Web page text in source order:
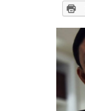
การเมือง
–
เปลว
สี
เงิน